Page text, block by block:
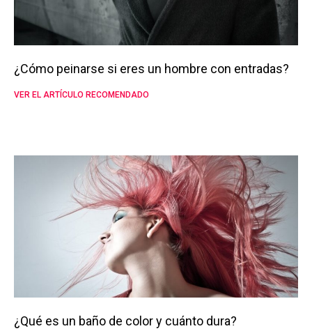
¿Cómo peinarse si eres un hombre con entradas?
VER EL ARTÍCULO RECOMENDADO
¿Qué es un baño de color y cuánto dura?